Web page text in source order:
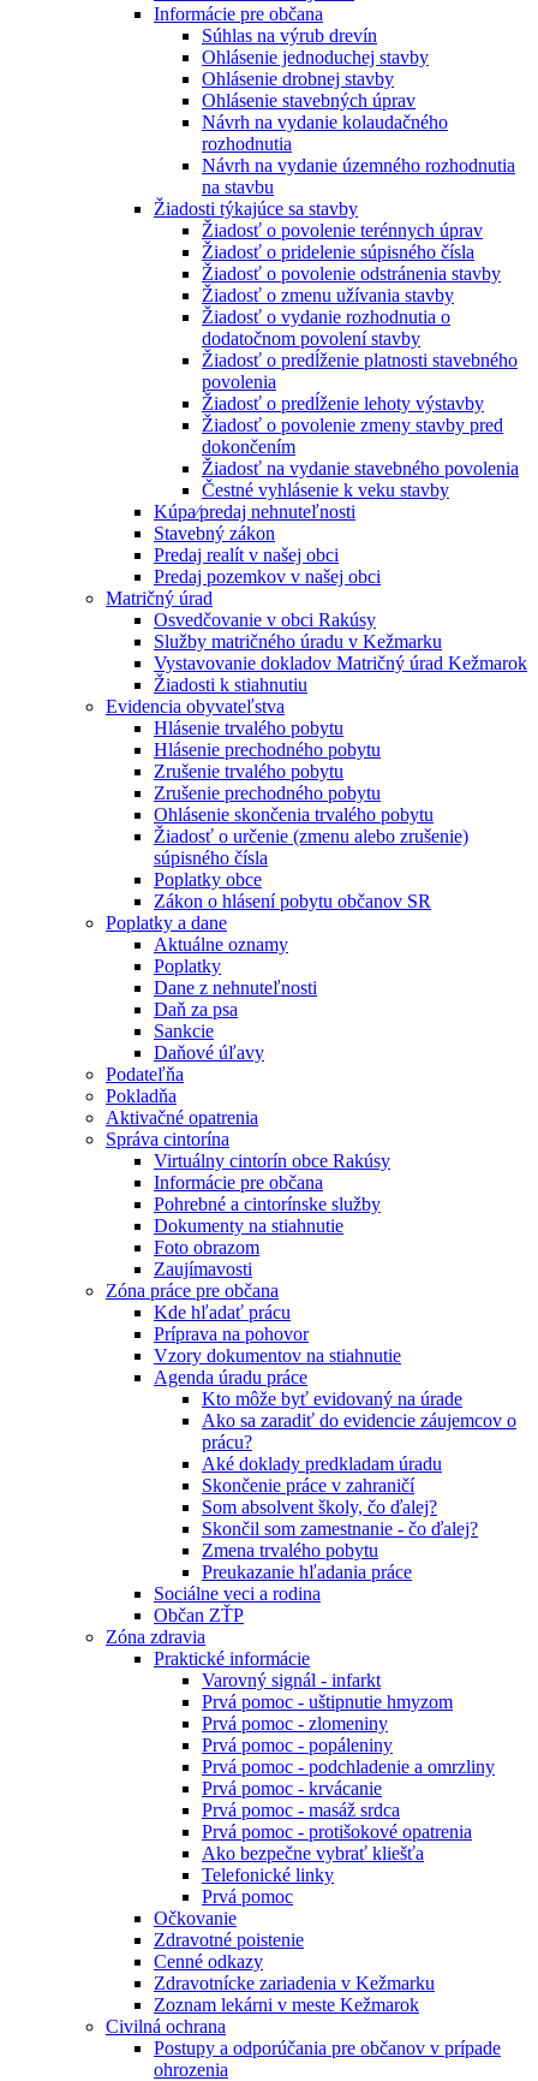
Informácie pre občana
Súhlas na výrub drevín
Ohlásenie jednoduchej stavby
Ohlásenie drobnej stavby
Ohlásenie stavebných úprav
Návrh na vydanie kolaudačného
rozhodnutia
Návrh na vydanie územného rozhodnutia
na stavbu
Žiadosti týkajúce sa stavby
Žiadosť o povolenie terénnych úprav
Žiadosť o pridelenie súpisného čísla
Žiadosť o povolenie odstránenia stavby
Žiadosť o zmenu užívania stavby
Žiadosť o vydanie rozhodnutia o
dodatočnom povolení stavby
Žiadosť o predĺženie platnosti stavebného
povolenia
Žiadosť o predĺženie lehoty výstavby
Žiadosť o povolenie zmeny stavby pred
dokončením
Žiadosť na vydanie stavebného povolenia
Čestné vyhlásenie k veku stavby
Kúpa⁄predaj nehnuteľnosti
Stavebný zákon
Predaj realít v našej obci
Predaj pozemkov v našej obci
Matričný úrad
Osvedčovanie v obci Rakúsy
Služby matričného úradu v Kežmarku
Vystavovanie dokladov Matričný úrad Kežmarok
Žiadosti k stiahnutiu
Evidencia obyvateľstva
Hlásenie trvalého pobytu
Hlásenie prechodného pobytu
Zrušenie trvalého pobytu
Zrušenie prechodného pobytu
Ohlásenie skončenia trvalého pobytu
Žiadosť o určenie (zmenu alebo zrušenie)
súpisného čísla
Poplatky obce
Zákon o hlásení pobytu občanov SR
Poplatky a dane
Aktuálne oznamy
Poplatky
Dane z nehnuteľnosti
Daň za psa
Sankcie
Daňové úľavy
Podateľňa
Pokladňa
Aktivačné opatrenia
Správa cintorína
Virtuálny cintorín obce Rakúsy
Informácie pre občana
Pohrebné a cintorínske služby
Dokumenty na stiahnutie
Foto obrazom
Zaujímavosti
Zóna práce pre občana
Kde hľadať prácu
Príprava na pohovor
Vzory dokumentov na stiahnutie
Agenda úradu práce
Kto môže byť evidovaný na úrade
Ako sa zaradiť do evidencie záujemcov o
prácu?
Aké doklady predkladam úradu
Skončenie práce v zahraničí
Som absolvent školy, čo ďalej?
Skončil som zamestnanie - čo ďalej?
Zmena trvalého pobytu
Preukazanie hľadania práce
Sociálne veci a rodina
Občan ZŤP
Zóna zdravia
Praktické informácie
Varovný signál - infarkt
Prvá pomoc - uštipnutie hmyzom
Prvá pomoc - zlomeniny
Prvá pomoc - popáleniny
Prvá pomoc - podchladenie a omrzliny
Prvá pomoc - krvácanie
Prvá pomoc - masáž srdca
Prvá pomoc - protišokové opatrenia
Ako bezpečne vybrať kliešťa
Telefonické linky
Prvá pomoc
Očkovanie
Zdravotné poistenie
Cenné odkazy
Zdravotnícke zariadenia v Kežmarku
Zoznam lekárni v meste Kežmarok
Civilná ochrana
Postupy a odporúčania pre občanov v prípade
ohrozenia